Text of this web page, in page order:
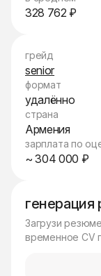
328 762 ₽
Загрузи
временное CV
грейд
senior
формат
удалённо
страна
Армения
зарплата по
~ 304 000 ₽